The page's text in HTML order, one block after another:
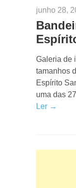
junho 28,
Galeria de
tamanhos
Espírito
uma das
Ler →